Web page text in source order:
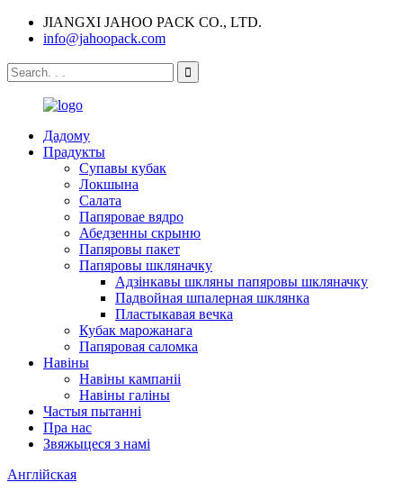
JIANGXI JAHOO PACK CO., LTD.
info@jahoopack.com
Дадому
Прадукты
Супавы кубак
Локшына
Салата
Папяровае вядро
Абедзенны скрыню
Папяровы пакет
Папяровы шкляначку
Адзінкавы шкляны папяровы шкляначку
Падвойная шпалерная шклянка
Пластыкавая вечка
Кубак марожанага
Папяровая саломка
Навіны
Навіны кампаніі
Навіны галіны
Частыя пытанні
Пра нас
Звяжыцеся з намі
Англійская